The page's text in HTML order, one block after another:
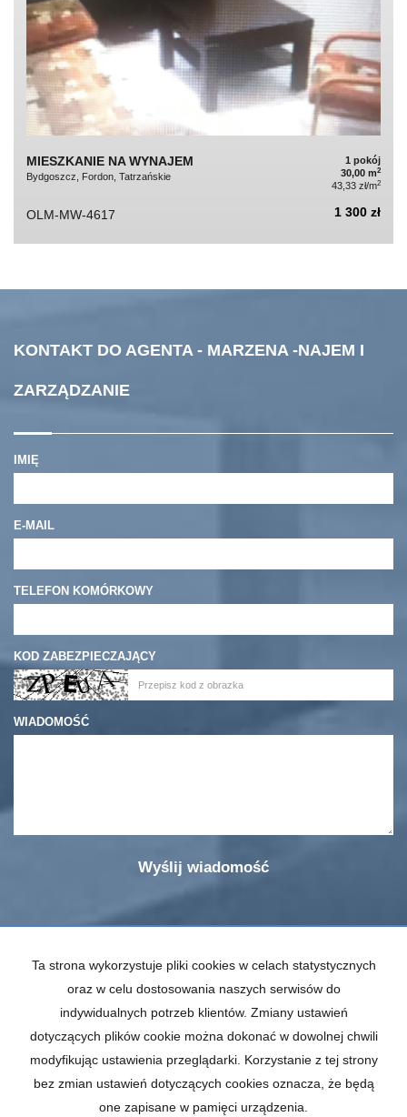
MIESZKANIE NA WYNAJEM
Bydgoszcz, Fordon, Tatrzańskie
1 pokój
30,00 m2
43,33 zł/m2
OLM-MW-4617 1 300 zł
KONTAKT DO AGENTA - MARZENA -NAJEM I
ZARZĄDZANIE
IMIĘ
E-MAIL
TELEFON KOMÓRKOWY
KOD ZABEZPIECZAJĄCY
WIADOMOŚĆ
: 531 266 669
na wynajem
na wynajem
Ta strona wykorzystuje pliki cookies w celach statystycznych
oraz w celu dostosowania naszych serwisów do
indywidualnych potrzeb klientów. Zmiany ustawień
dotyczących plików cookie można dokonać w dowolnej chwili
modyfikując ustawienia przeglądarki. Korzystanie z tej strony
bez zmian ustawień dotyczących cookies oznacza, że będą
one zapisane w pamięci urządzenia.